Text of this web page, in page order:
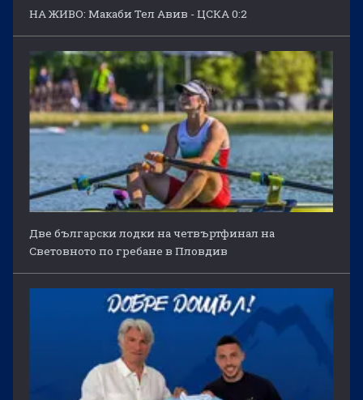
НА ЖИВО: Макаби Тел Авив - ЦСКА 0:2
Две български лодки на четвъртфинал на
Световното по гребане в Пловдив